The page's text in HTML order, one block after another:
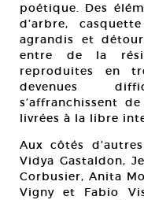
poétique. Des
d’arbre,
agrandis et
entre de la
reproduites en
devenues
s’affranchissent
livrées à la libre
Aux côtés
Vidya Gastaldon,
Corbusier, Anita
Vigny et Fabio